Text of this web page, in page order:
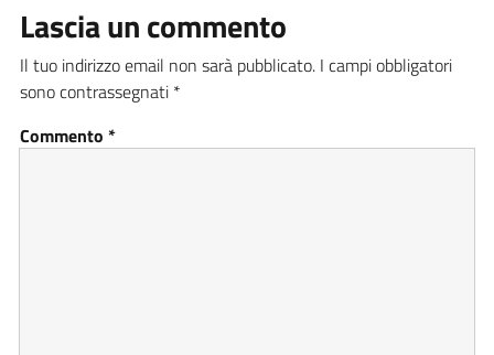
Lascia un commento
Il tuo indirizzo email non sarà pubblicato. I campi obbligatori
sono contrassegnati *
Commento *